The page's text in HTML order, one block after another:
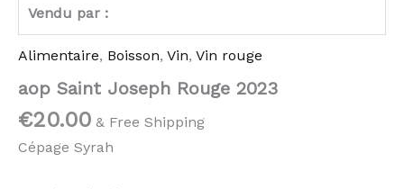
Vendu par :
Alimentaire, Boisson, Vin, Vin rouge
aop Saint Joseph Rouge 2023
€20.00 & Free Shipping
Cépage Syrah